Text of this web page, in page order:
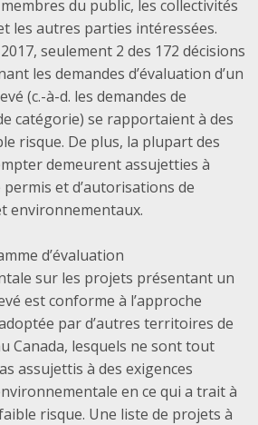
du public, les collectivités
les autres parties intéressées.
seulement 2 des 172 décisions
les demandes d’évaluation d’un
(c.-à-d. les demandes de
catégorie) se rapportaient à des
risque. De plus, la plupart des
demeurent assujetties à
permis et d’autorisations de
environnementaux.
d’évaluation
sur les projets présentant un
est conforme à l’approche
par d’autres territoires de
Canada, lesquels ne sont tout
assujettis à des exigences
en ce qui a trait à
risque. Une liste de projets à